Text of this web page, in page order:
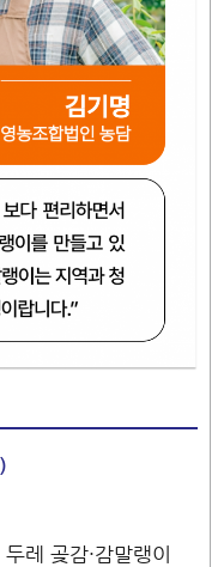
레 곶감·감말랭이